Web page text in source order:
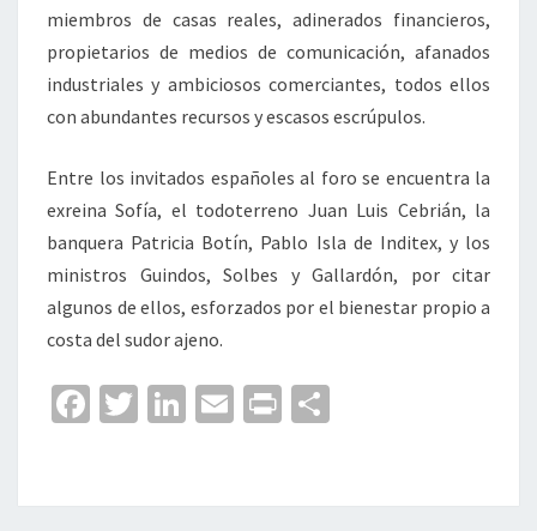
miembros de casas reales, adinerados financieros,
propietarios de medios de comunicación, afanados
industriales y ambiciosos comerciantes, todos ellos
con abundantes recursos y escasos escrúpulos.
Entre los invitados españoles al foro se encuentra la
exreina Sofía, el todoterreno Juan Luis Cebrián, la
banquera Patricia Botín, Pablo Isla de Inditex, y los
ministros Guindos, Solbes y Gallardón, por citar
algunos de ellos, esforzados por el bienestar propio a
costa del sudor ajeno.
Fa
o
T
er
Li
dI
E
l
Pr
p